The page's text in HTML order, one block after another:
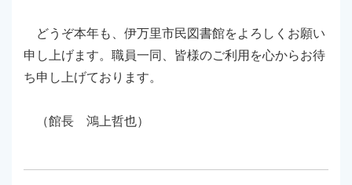
どうぞ本年も、伊万里市民図書館をよろしくお願い
申し上げます。職員一同、皆様のご利用を心からお待
ち申し上げております。
（館長 鴻上哲也）